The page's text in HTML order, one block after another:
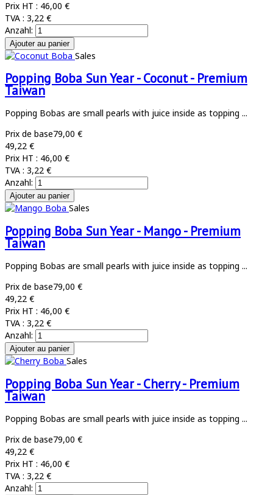
Prix HT : 46,00 €
TVA : 3,22 €
Anzahl:
Sales
Popping Boba Sun Year - Coconut - Premium
Taiwan
Popping Bobas are small pearls with juice inside as topping ...
Prix de base79,00 €
49,22 €
Prix HT : 46,00 €
TVA : 3,22 €
Anzahl:
Sales
Popping Boba Sun Year - Mango - Premium
Taiwan
Popping Bobas are small pearls with juice inside as topping ...
Prix de base79,00 €
49,22 €
Prix HT : 46,00 €
TVA : 3,22 €
Anzahl:
Sales
Popping Boba Sun Year - Cherry - Premium
Taiwan
Popping Bobas are small pearls with juice inside as topping ...
Prix de base79,00 €
49,22 €
Prix HT : 46,00 €
TVA : 3,22 €
Anzahl: